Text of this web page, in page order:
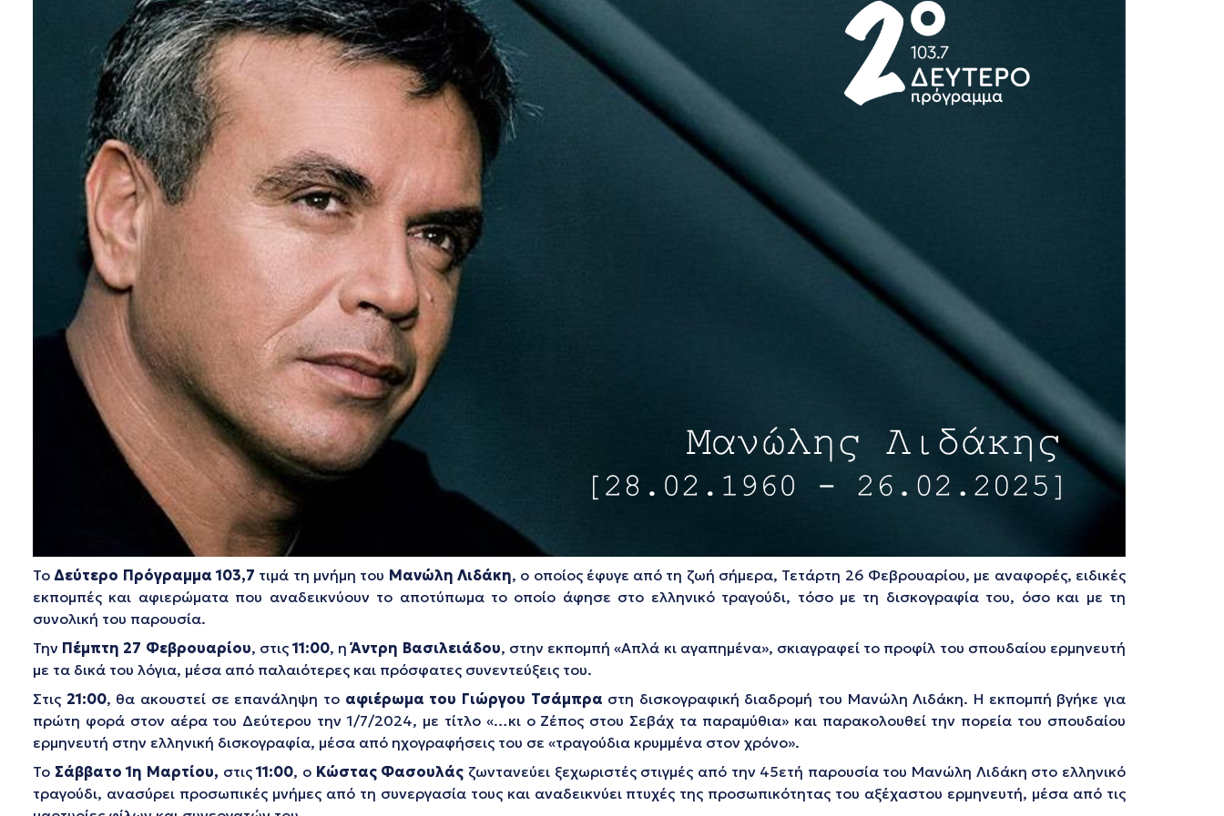
Το Δεύτερο Πρόγραμμα 103,7 τιμά τη μνήμη του Μανώλη Λιδάκη, ο οποίος έφυγε από τη ζωή σήμερα, Τετάρτη 26 Φεβρουαρίου, με αναφορές, ειδικές
εκπομπές και αφιερώματα που αναδεικνύουν το αποτύπωμα το οποίο άφησε στο ελληνικό τραγούδι, τόσο με τη δισκογραφία του, όσο και με τη
συνολική του παρουσία.
Την Πέμπτη 27 Φεβρουαρίου, στις11:00, ηΆντρη Βασιλειάδου, στην εκπομπή «Απλά κι αγαπημένα», σκιαγραφεί το προφίλ του σπουδαίου ερμηνευτή
με τα δικά του λόγια, μέσα από παλαιότερες και πρόσφατες συνεντεύξεις του.
Στις 21:00, θα ακουστεί σε επανάληψη το αφιέρωμα του Γιώργου Τσάμπρα στη δισκογραφική διαδρομή του Μανώλη Λιδάκη. Η εκπομπή βγήκε για
πρώτη φορά στον αέρα του Δεύτερου την 1/7/2024, με τίτλο «…κι ο Ζέπος στου Σεβάχ τα παραμύθια» και παρακολουθεί την πορεία του σπουδαίου
ερμηνευτή στην ελληνική δισκογραφία, μέσα από ηχογραφήσεις του σε «τραγούδια κρυμμένα στον χρόνο».
Το Σάββατο 1η Μαρτίου, στις11:00, ο Κώστας Φασουλάς ζωντανεύει ξεχωριστές στιγμές από την 45ετή παρουσία του Μανώλη Λιδάκη στο ελληνικό
τραγούδι, ανασύρει προσωπικές μνήμες από τη συνεργασία τους και αναδεικνύει πτυχές της προσωπικότητας του αξέχαστου ερμηνευτή, μέσα από τις